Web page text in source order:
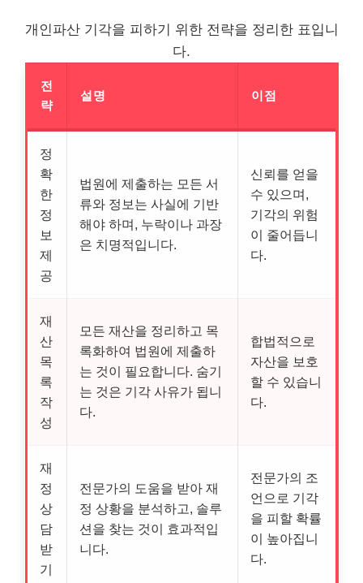
개인파산 기각을 피하기 위한 전략을 정리한 표입니
다.
전
략
설명 이점
정
확
한
정
보
제
공
법원에 제출하는 모든 서
류와 정보는 사실에 기반
해야 하며, 누락이나 과장
은 치명적입니다.
신뢰를 얻을
수 있으며,
기각의 위험
이 줄어듭니
다.
재
산
목
록
작
성
모든 재산을 정리하고 목
록화하여 법원에 제출하
는 것이 필요합니다. 숨기
는 것은 기각 사유가 됩니
다.
합법적으로
자산을 보호
할 수 있습니
다.
재
정
상
담
받
기
전문가의 도움을 받아 재
정 상황을 분석하고, 솔루
션을 찾는 것이 효과적입
니다.
전문가의 조
언으로 기각
을 피할 확률
이 높아집니
다.